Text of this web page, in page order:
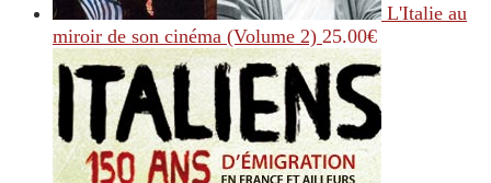
L'Italie au
miroir de son cinéma (Volume 2) 25.00€